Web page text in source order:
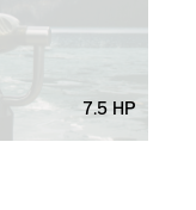
7.5 HP